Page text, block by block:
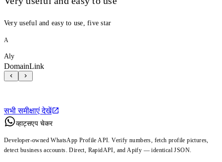
Very useful and easy to use, five star
A
Aly
DomainLink
सभी समीक्षाएं देखें
व्हाट्सएप चेकर
Developer-owned WhatsApp Profile API. Verify numbers, fetch profile pictures,
detect business accounts. Direct, RapidAPI, and Apify — identical JSON.